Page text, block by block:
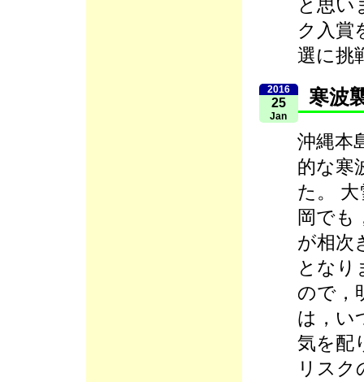
と思い
ク入賞
選に挑
2016
25
Jan
寒波
沖縄本
的な寒
た。
岡でも
が相次
となり
ので，
は，い
気を配
リスク